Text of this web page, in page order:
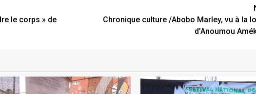
le corps » de
Chronique culture /Abobo Marley, vu à la
d’Anoumou